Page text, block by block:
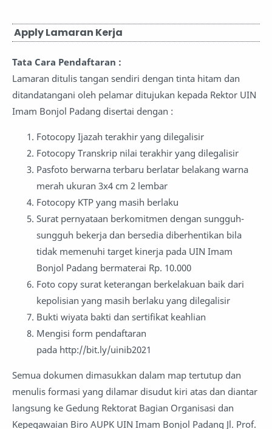
Apply Lamaran Kerja
Tata Cara Pendaftaran :
Lamaran ditulis tangan sendiri dengan tinta hitam dan
ditandatangani oleh pelamar ditujukan kepada Rektor UIN
Imam Bonjol Padang disertai dengan :
Fotocopy Ijazah terakhir yang dilegalisir
Fotocopy Transkrip nilai terakhir yang dilegalisir
Pasfoto berwarna terbaru berlatar belakang warna
merah ukuran 3x4 cm 2 lembar
Fotocopy KTP yang masih berlaku
Surat pernyataan berkomitmen dengan sungguh-
sungguh bekerja dan bersedia diberhentikan bila
tidak memenuhi target kinerja pada UIN Imam
Bonjol Padang bermaterai Rp. 10.000
Foto copy surat keterangan berkelakuan baik dari
kepolisian yang masih berlaku yang dilegalisir
Bukti wiyata bakti dan sertifikat keahlian
Mengisi form pendaftaran
pada http://bit.ly/uinib2021
Semua dokumen dimasukkan dalam map tertutup dan
menulis formasi yang dilamar disudut kiri atas dan diantar
langsung ke Gedung Rektorat Bagian Organisasi dan
Kepegawaian Biro AUPK UIN Imam Bonjol Padang Jl. Prof.